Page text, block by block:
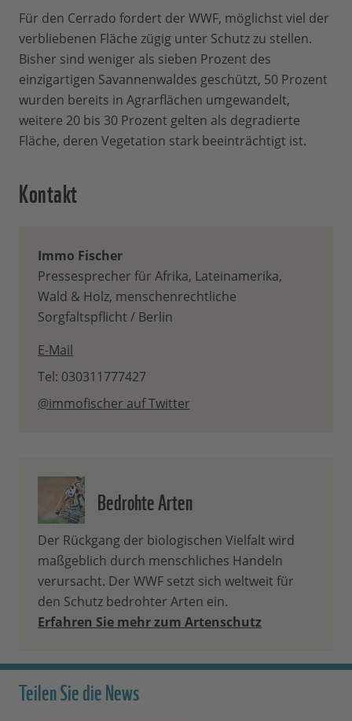
Für den Cerrado fordert der WWF, möglichst viel der
verbliebenen Fläche zügig unter Schutz zu stellen.
Bisher sind weniger als sieben Prozent des
einzigartigen Savannenwaldes geschützt, 50 Prozent
wurden bereits in Agrarflächen umgewandelt,
weitere 20 bis 30 Prozent gelten als degradierte
Fläche, deren Vegetation stark beeinträchtigt ist.
Kontakt
Immo Fischer
Pressesprecher für Afrika, Lateinamerika,
Wald & Holz, menschenrechtliche
Sorgfaltspflicht / Berlin
E-Mail
Tel: 030311777427
@immofischer auf Twitter
Bedrohte Arten
Der Rückgang der biologischen Vielfalt wird
maßgeblich durch menschliches Handeln
verursacht. Der WWF setzt sich weltweit für
den Schutz bedrohter Arten ein.
Erfahren Sie mehr zum Artenschutz
Teilen Sie die News